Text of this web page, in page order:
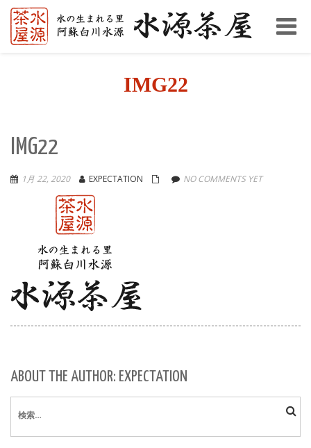
IMG22
IMG22
1月 22, 2020 EXPECTATION NO COMMENTS YET
ABOUT THE AUTHOR: EXPECTATION